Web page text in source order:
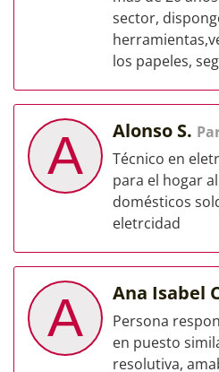
sector,
los papeles,
A Alonso S.
Técnico en
para el hogar
domésticos
eletrcidad
A Ana Isabel
Persona
en puesto
resolutiva,